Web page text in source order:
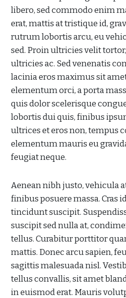
libero, sed commodo enim
erat, mattis at tristique id,
rutrum lobortis arcu, eu
sed. Proin ultricies velit
ultricies ac. Sed venenatis
lacinia eros maximus sit
elementum orci, a porta
quis dolor scelerisque
lobortis dui quis, finibus
ultrices et eros non, tempus
elementum mauris eu
feugiat neque.
Aenean nibh justo, vehicula
finibus posuere massa. Cras
tincidunt suscipit.
suscipit sed nulla at,
tellus. Curabitur porttitor
mattis. Donec arcu sapien,
sagittis malesuada nisl.
tellus convallis, sit amet
in euismod erat. Mauris